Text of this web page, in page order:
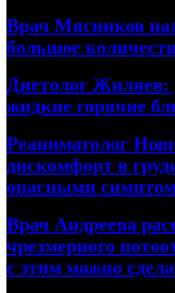
Врач Мясников
большое
Диетолог Жиляев:
жидкие горячие
Реаниматолог
дискомфорт в
опасными
Врач Андреева
чрезмерного
с этим можно